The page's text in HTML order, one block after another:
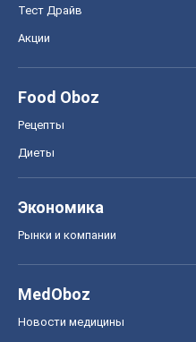
Тест Драйв
Акции
Food Oboz
Рецепты
Диеты
Экономика
Рынки и компании
MedOboz
Новости медицины